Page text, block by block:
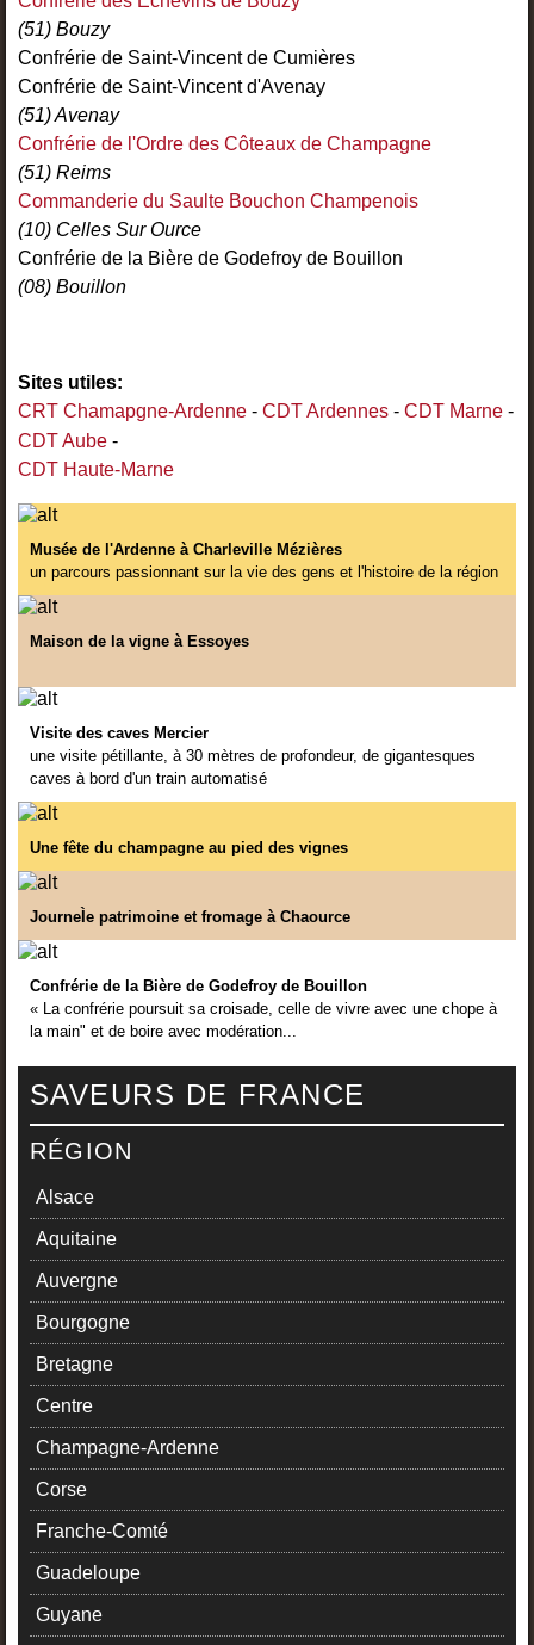
(51) Bouzy
Confrérie de Saint-Vincent de Cumières
Confrérie de Saint-Vincent d'Avenay
(51) Avenay
Confrérie de l'Ordre des Côteaux de Champagne
(51) Reims
Commanderie du Saulte Bouchon Champenois
(10) Celles Sur Ource
Confrérie de la Bière de Godefroy de Bouillon
(08) Bouillon
Sites utiles:
CRT Chamapgne-Ardenne - CDT Ardennes - CDT Marne -
CDT Aube -
CDT Haute-Marne
Musée de l'Ardenne à Charleville Mézières
un parcours passionnant sur la vie des gens et l'histoire de la région
Maison de la vigne à Essoyes
Visite des caves Mercier
une visite pétillante, à 30 mètres de profondeur, de gigantesques
caves à bord d'un train automatisé
Une fête du champagne au pied des vignes
JourneÌe patrimoine et fromage à Chaource
Confrérie de la Bière de Godefroy de Bouillon
« La confrérie poursuit sa croisade, celle de vivre avec une chope à
la main" et de boire avec modération...
SAVEURS DE FRANCE
RÉGION
Alsace
Aquitaine
Auvergne
Bourgogne
Bretagne
Centre
Champagne-Ardenne
Corse
Franche-Comté
Guadeloupe
Guyane